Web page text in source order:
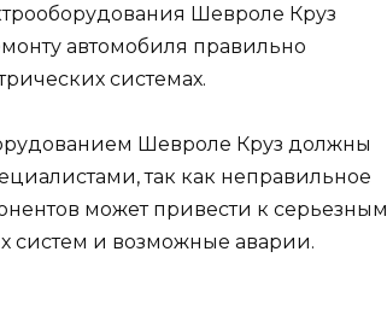
Шевроле Круз
автомобиля правильно
системах.
Шевроле Круз должны
так как неправильное
может привести к серьезным
систем и возможные аварии.